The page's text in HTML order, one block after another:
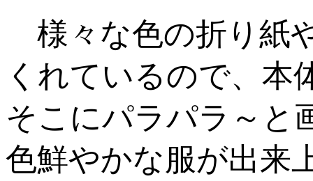
様々な色の折り紙
くれているので、本
そこにパラパラ～と
色鮮やかな服が出来